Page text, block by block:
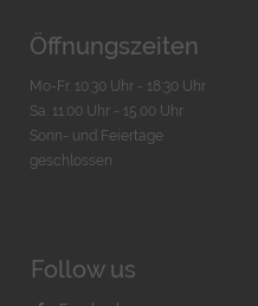
Öffnungszeiten
Mo-Fr. 10:30 Uhr - 18:30 Uhr
Sa. 11:00 Uhr - 15.00 Uhr
Sonn- und Feiertage
geschlossen
Follow us